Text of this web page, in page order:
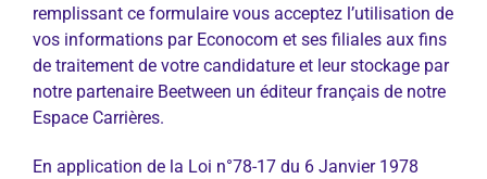
remplissant ce formulaire vous acceptez l’utilisation de
vos informations par Econocom et ses filiales aux fins
de traitement de votre candidature et leur stockage par
notre partenaire Beetween un éditeur français de notre
Espace Carrières.
En application de la Loi n°78-17 du 6 Janvier 1978